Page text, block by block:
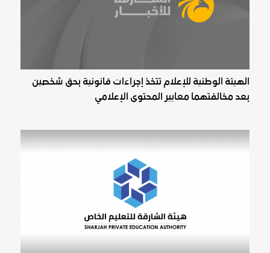
الهيئة الوطنية للإعلام تتخذ إجراءات قانونية بحق شخصين
بعد مخالفتهما معايير المحتوى الإعلامي